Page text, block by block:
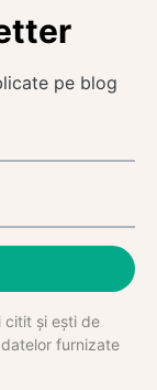
pe blog
citit și ești de
furnizate